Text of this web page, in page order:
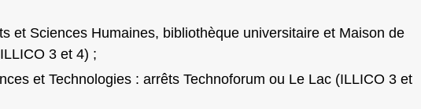
et Sciences Humaines, bibliothèque universitaire et Maison de
3 et 4) ;
et Technologies : arrêts Technoforum ou Le Lac (ILLICO 3 et